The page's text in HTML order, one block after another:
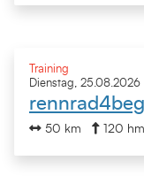
Training
Dienstag, 25.08.2026
50 km 120